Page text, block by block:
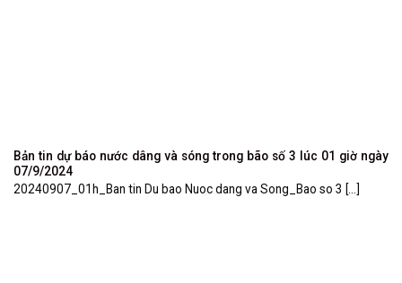
Bản tin dự báo nước dâng và sóng trong bão số 3 lúc 01 giờ ngày
07/9/2024
20240907_01h_Ban tin Du bao Nuoc dang va Song_Bao so 3 [...]